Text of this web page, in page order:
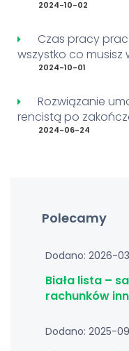
2024-10-02
Czas pracy
wszystko co musisz
2024-10-01
Rozwiązanie
rencistą po
2024-06-24
Polecamy
Dodano: 2026-
Biała lista –
rachunków
Dodano: 2025-